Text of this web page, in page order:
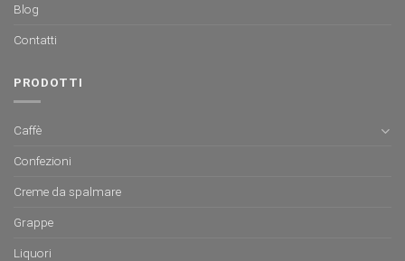
Blog
Contatti
PRODOTTI
Caffè
Confezioni
Creme da spalmare
Grappe
Liquori